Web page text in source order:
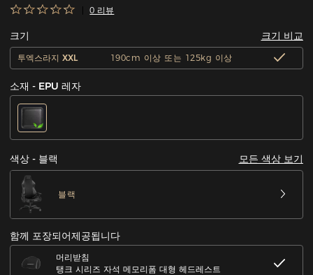
0 리뷰
크기 크기 비교
투엑스라지 XXL 190cm 이상 또는 125kg 이상
소재 - EPU 레자
색상 - 블랙 모든 색상 보기
블랙
함께 포장되어제공됩니다
머리받침
탱크 시리즈 자석 메모리폼 대형 헤드레스트